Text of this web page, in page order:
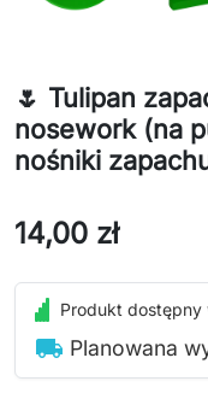
🌷 Tulipan
nosework (na
nośniki
14,00 zł
Produkt dostępny
local_shipping Planowana